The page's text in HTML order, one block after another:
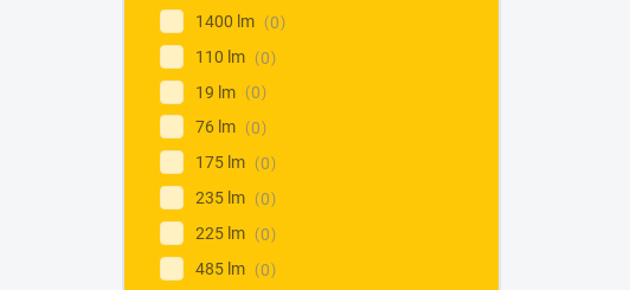
1400 lm
0
110 lm
0
19 lm
0
76 lm
0
175 lm
0
235 lm
0
225 lm
0
485 lm
0